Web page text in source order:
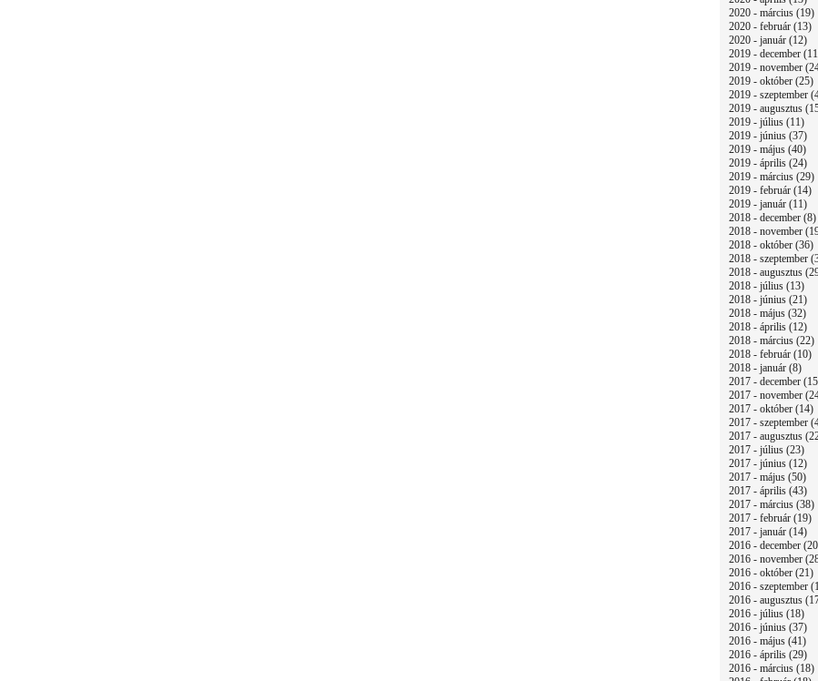
2020 - március (19)
2020 - február (13)
2020 - január (12)
2019 - december
2019 - november
2019 - október (25)
2019 - szeptember
2019 - augusztus
2019 - július (11)
2019 - június (37)
2019 - május (40)
2019 - április (24)
2019 - március (29)
2019 - február (14)
2019 - január (11)
2018 - december (8)
2018 - november
2018 - október (36)
2018 - szeptember
2018 - augusztus
2018 - július (13)
2018 - június (21)
2018 - május (32)
2018 - április (12)
2018 - március (22)
2018 - február (10)
2018 - január (8)
2017 - december
2017 - november
2017 - október (14)
2017 - szeptember
2017 - augusztus
2017 - július (23)
2017 - június (12)
2017 - május (50)
2017 - április (43)
2017 - március (38)
2017 - február (19)
2017 - január (14)
2016 - december
2016 - november
2016 - október (21)
2016 - szeptember
2016 - augusztus
2016 - július (18)
2016 - június (37)
2016 - május (41)
2016 - április (29)
2016 - március (18)